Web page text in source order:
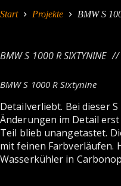
Start Projekte BMW S
BMW S 1000 R SIXTYNINE
BMW S 1000 R Sixtynine
Detailverliebt. Bei dieser
Änderungen im Detail
Teil blieb unangetastet.
mit feinen Farbverläufen.
Wasserkühler in